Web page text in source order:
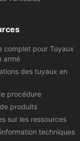
complet pour Tuyaux
armé
des tuyaux en
procédure
produits
sur les ressources
techniques